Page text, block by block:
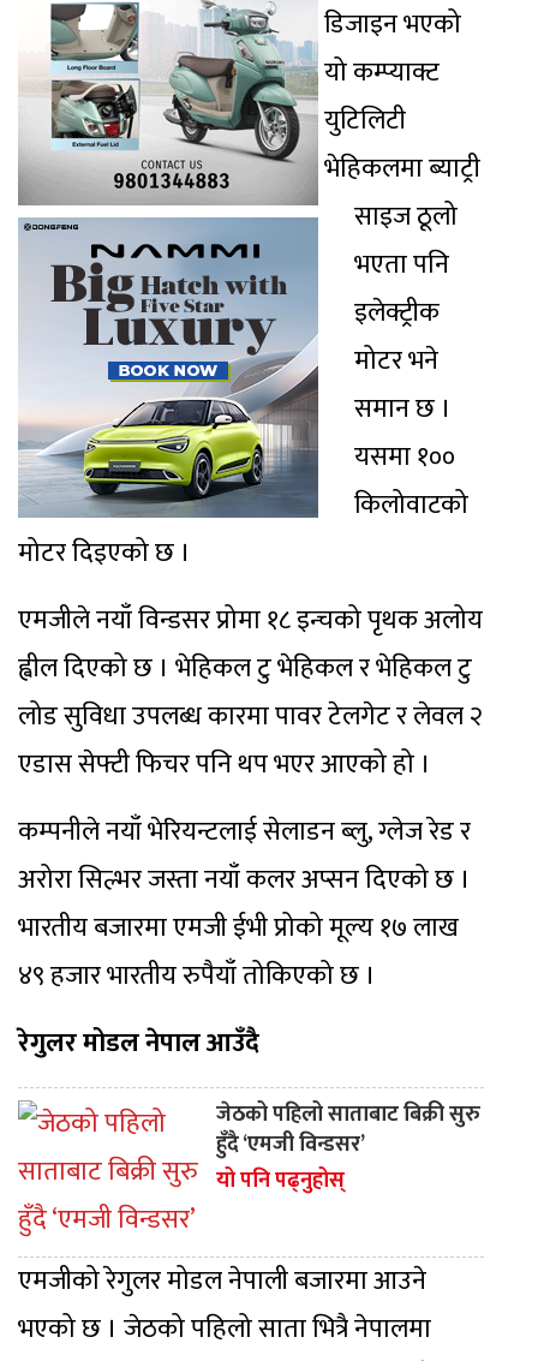
डिजाइन भएको
यो कम्प्याक्ट
युटिलिटी
भेहिकलमा ब्याट्री
साइज ठूलो
भएता पनि
इलेक्ट्रीक
मोटर भने
समान छ ।
यसमा १००
किलोवाटको
मोटर दिइएको छ ।
एमजीले नयाँ विन्डसर प्रोमा १८ इन्चको पृथक अलोय
ह्वील दिएको छ । भेहिकल टु भेहिकल र भेहिकल टु
लोड सुविधा उपलब्ध कारमा पावर टेलगेट र लेवल २
एडास सेफ्टी फिचर पनि थप भएर आएको हो ।
कम्पनीले नयाँ भेरियन्टलाई सेलाडन ब्लु, ग्लेज रेड र
अरोरा सिल्भर जस्ता नयाँ कलर अप्सन दिएको छ ।
भारतीय बजारमा एमजी ईभी प्रोको मूल्य १७ लाख
४९ हजार भारतीय रुपैयाँ तोकिएको छ ।
रेगुलर मोडल नेपाल आउँदै
जेठको पहिलो साताबाट बिक्री सुरु
हुँदै ‘एमजी विन्डसर’
यो पनि पढ्नुहोस्
एमजीको रेगुलर मोडल नेपाली बजारमा आउने
भएको छ । जेठको पहिलो साता भित्रै नेपालमा